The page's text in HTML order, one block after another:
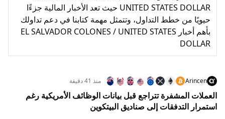
UNITED STATES DOLLAR حيث تعد الأخبار المالية جزءًا
حيويًا من خطط التداول، وتتمثل مهمة كتابنا في دعم تداولك
بأهم أخبار EL SALVADOR COLONES / UNITED STATES
DOLLAR
Arincen منذ 41 دقيقة
العملات المشفرة تتراجع قبل بيانات الوظائف الأمريكية رغم
استمرار التدفقات إلى صناديق البيتكوين